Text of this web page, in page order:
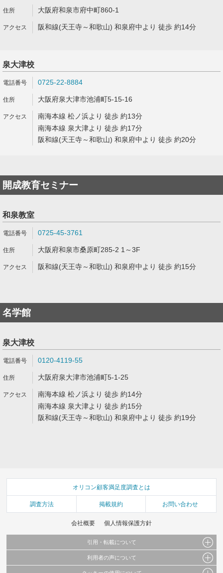
大阪府和泉市府中町860-1
阪和線(天王寺～和歌山) 和泉府中より 徒歩 約14分
泉大津校
0725-22-8884
大阪府泉大津市池浦町5-15-16
南海本線 松ノ浜より 徒歩 約13分
南海本線 泉大津より 徒歩 約17分
阪和線(天王寺～和歌山) 和泉府中より 徒歩 約20分
開成教育セミナー
和泉教室
0725-45-3761
大阪府和泉市桑原町285-2 1～3F
阪和線(天王寺～和歌山) 和泉府中より 徒歩 約15分
名学館
泉大津校
0120-4119-55
大阪府泉大津市池浦町5-1-25
南海本線 松ノ浜より 徒歩 約14分
南海本線 泉大津より 徒歩 約15分
阪和線(天王寺～和歌山) 和泉府中より 徒歩 約19分
オリコン顧客満足度調査とは
調査方法 掲載規約 お問い合わせ
会社概要 個人情報保護方針
引用・転載について
当サイトで公開されている情報（文字、写真、イラスト、画像データ等）及びこれらの配
利用者の声について